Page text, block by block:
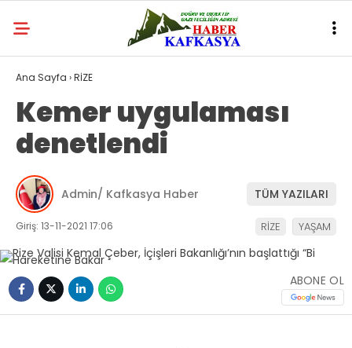
Ana Sayfa ›RİZE
Kemer uygulaması
denetlendi
Admin/ Kafkasya Haber TÜM YAZILARI
Giriş: 13-11-2021 17:06 RİZE YAŞAM
ABONE OL